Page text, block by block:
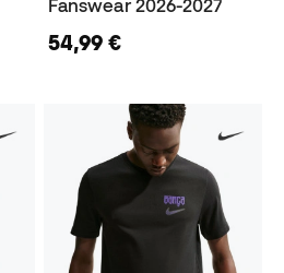
Fanswear 2026-2027
54,99 €